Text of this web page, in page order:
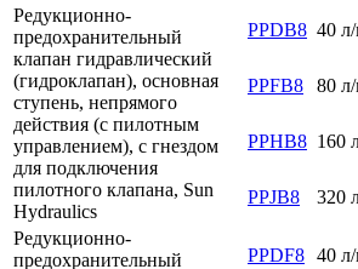
Редукционно-
предохранительный
клапан гидравлический
(гидроклапан), основная
ступень, непрямого
действия (с пилотным
управлением), с гнездом
для подключения
пилотного клапана, Sun
Hydraulics
PPDB8 40
PPFB8 80
PPHB8 160
PPJB8 320
Редукционно-
предохранительный
PPDF8 40